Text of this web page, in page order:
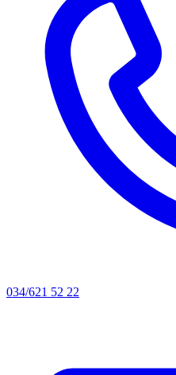
034/621 52 22